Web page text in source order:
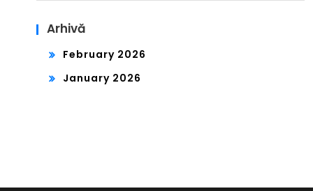
Arhivă
February 2026
January 2026